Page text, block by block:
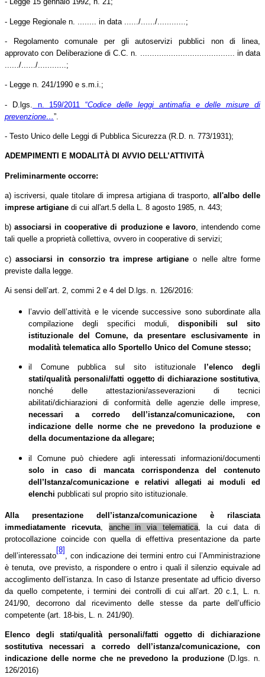
- Legge Regionale n. ........ in data ....../....../............;
- Regolamento comunale per gli autoservizi pubblici non di linea,
approvato con Deliberazione di C.C. n. ........................................ in data
....../....../............;
- Legge n. 241/1990 e s.m.i.;
- D.lgs. n. 159/2011 “Codice delle leggi antimafia e delle misure di
prevenzione…”.
- Testo Unico delle Leggi di Pubblica Sicurezza (R.D. n. 773/1931);
ADEMPIMENTI E MODALITÀ DI AVVIO DELL’ATTIVITÀ
Preliminarmente occorre:
a) iscriversi, quale titolare di impresa artigiana di trasporto, all'albo delle
imprese artigiane di cui all'art.5 della L. 8 agosto 1985, n. 443;
b)associarsi in cooperative di produzione e lavoro, intendendo come
tali quelle a proprietà collettiva, ovvero in cooperative di servizi;
c)associarsi in consorzio tra imprese artigiane o nelle altre forme
previste dalla legge.
Ai sensi dell’art. 2, commi 2 e 4 del D.lgs. n. 126/2016:
’avvio dell’attività e le vicende successive sono subordinate alla
compilazione degli specifici moduli, disponibili sul sito
istituzionale del Comune, da presentare esclusivamente in
modalità telematica allo Sportello Unico del Comune stesso;
il Comune pubblica sul sito istituzionale
l’elenco degli
stati/qualità personali/fatti oggetto di dichiarazione sostitutiva,
nonché delle attestazioni/asseverazioni di tecnici
abilitati/dichiarazioni di conformità delle agenzie delle imprese,
necessari a corredo dell’istanza/comunicazione, con
indicazione delle norme che ne prevedono la produzione e
della documentazione da allegare;
il Comune può chiedere agli interessati informazioni/documenti
solo in caso di mancata corrispondenza del contenuto
dell’Istanza/comunicazione e relativi allegati ai moduli ed
elenchi pubblicati sul proprio sito istituzionale.
Alla presentazione dell’istanza/comunicazione è rilasciata
immediatamente ricevuta, anche in via telematica, la cui data di
protocollazione coincide con quella di effettiva presentazione da parte
dell’interessato
[8]
, con indicazione dei termini entro cui l’Amministrazione
è tenuta, ove previsto, a rispondere o entro i quali il silenzio equivale ad
accoglimento dell’istanza. In caso di Istanze presentate ad ufficio diverso
da quello competente, i termini dei controlli di cui all’art. 20 c.1, L. n.
241/90, decorrono dal ricevimento delle stesse da parte dell’ufficio
competente (art. 18-bis, L. n. 241/90).
Elenco degli stati/qualità personali/fatti oggetto di dichiarazione
sostitutiva necessari a corredo dell’istanza/comunicazione, con
indicazione delle norme che ne prevedono la produzione(D.lgs. n.
126/2016)